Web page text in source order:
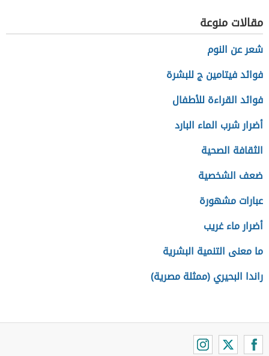
مقالات منوعة
شعر عن النوم
فوائد فيتامين ج للبشرة
فوائد القراءة للأطفال
أضرار شرب الماء البارد
الثقافة الصحية
ضعف الشخصية
عبارات مشهورة
أضرار ماء غريب
ما معنى التنمية البشرية
راندا البحيري (ممثلة مصرية)